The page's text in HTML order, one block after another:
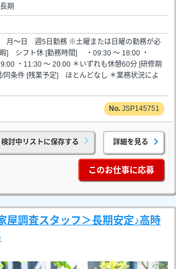
期
月～日 週5日勤務 ※土曜または日曜の勤務が必
] シフト休 [勤務時間] ・09:30 ～ 18:00 ・
・11:30 ～ 20:00 ＊いずれも休憩60分 [研修期
条件 [残業予定] ほとんどなし ＊業務状況によ
JSP145751
検討中リストに保存する 詳細を見る
このお仕事に応募
屋調査スタッフ＞長期安定♪高時